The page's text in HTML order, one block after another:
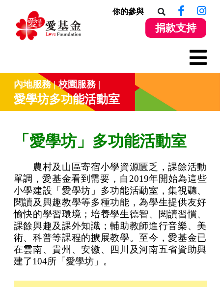
你的參與
捐款支持
內地服務 校園服務
愛學坊多功能活動室
「愛學坊」多功能活動室
農村及山區寄宿小學資源匱乏，課餘活動
單調，愛基金看到需要，自2019年開始為這些
小學建設「愛學坊」多功能活動室，集視聽、
閱讀及興趣教學等多種功能，為學生提供友好
愉快的學習環境；培養學生德智、閱讀習慣、
課餘興趣及課外知識；輔助教師進行音樂、美
術、科普等課程的擴展教學。至今，愛基金已
在雲南、貴州、安徽、四川及河南五省資助興
建了104所「愛學坊」。